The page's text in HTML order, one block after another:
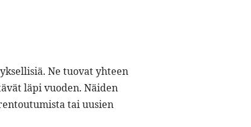
Ne tuovat yhteen
läpi vuoden. Näiden
tai uusien